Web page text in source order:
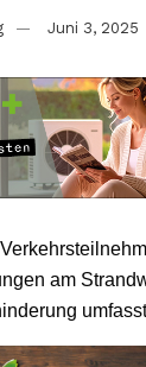
Juni 3, 2025
am